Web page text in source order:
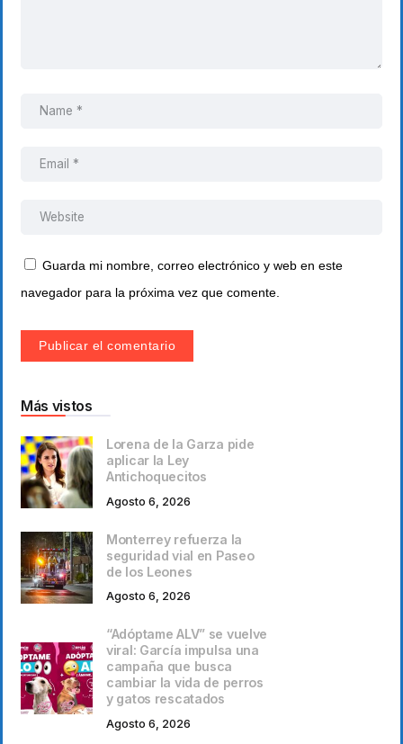
Guarda mi nombre, correo electrónico y web en este
navegador para la próxima vez que comente.
Más vistos
Lorena de la Garza pide
aplicar la Ley
Antichoquecitos
Agosto 6, 2026
Monterrey refuerza la
seguridad vial en Paseo
de los Leones
Agosto 6, 2026
“Adóptame ALV” se vuelve
viral: García impulsa una
campaña que busca
cambiar la vida de perros
y gatos rescatados
Agosto 6, 2026